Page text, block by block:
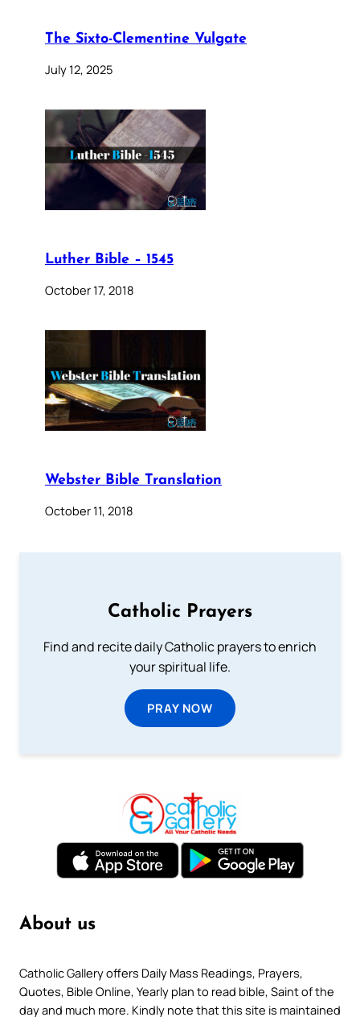
The Sixto-Clementine Vulgate
July 12, 2025
Luther Bible – 1545
October 17, 2018
Webster Bible Translation
October 11, 2018
Catholic Prayers
Find and recite daily Catholic prayers to enrich
your spiritual life.
PRAY NOW
About us
Catholic Gallery offers Daily Mass Readings, Prayers,
Quotes, Bible Online, Yearly plan to read bible, Saint of the
day and much more. Kindly note that this site is maintained